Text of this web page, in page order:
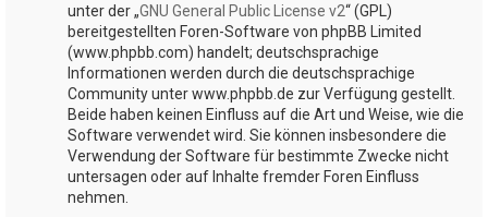
unter der „GNU General Public License v2“ (GPL)
bereitgestellten Foren-Software von phpBB Limited
(www.phpbb.com) handelt; deutschsprachige
Informationen werden durch die deutschsprachige
Community unter www.phpbb.de zur Verfügung gestellt.
Beide haben keinen Einfluss auf die Art und Weise, wie die
Software verwendet wird. Sie können insbesondere die
Verwendung der Software für bestimmte Zwecke nicht
untersagen oder auf Inhalte fremder Foren Einfluss
nehmen.